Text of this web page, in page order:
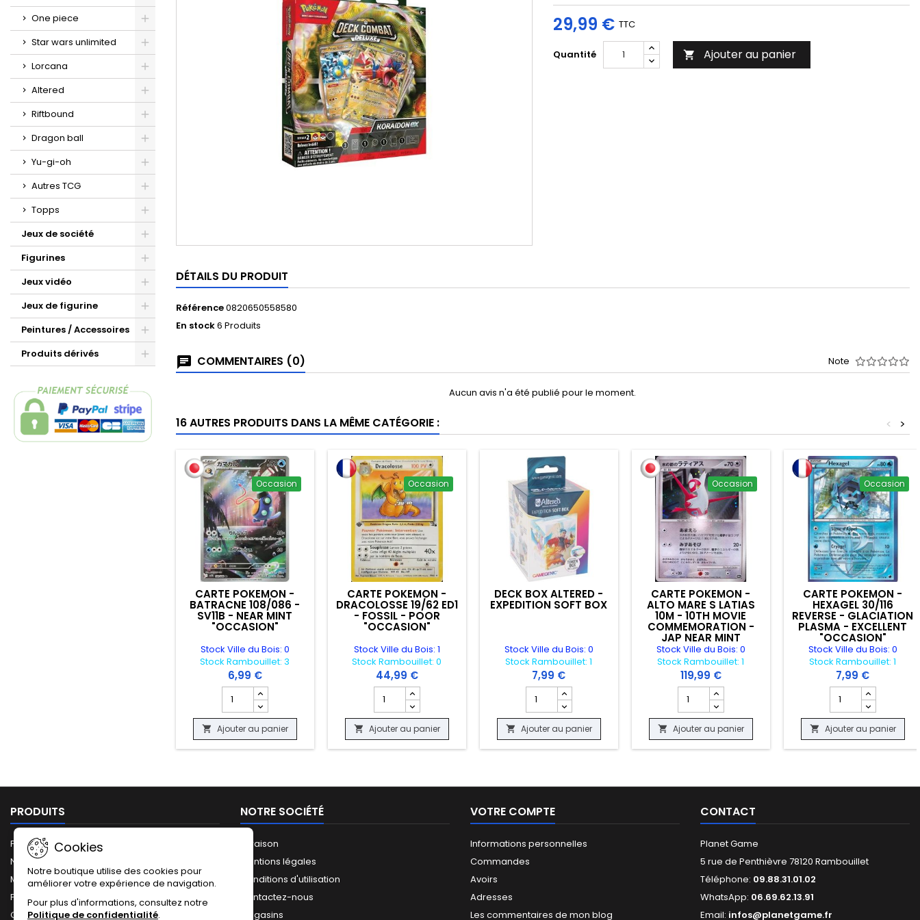
One piece
Star wars unlimited
Lorcana
Altered
Riftbound
Dragon ball
Yu-gi-oh
Autres TCG
Topps
Jeux de société
Figurines
Jeux vidéo
Jeux de figurine
Peintures / Accessoires
Produits dérivés
29,99 € TTC
Quantité  Ajouter au panier
DÉTAILS DU PRODUIT
Référence0820650558580
En stock6 Produits
COMMENTAIRES (0) Note
Aucun avis n'a été publié pour le moment.
16 AUTRES PRODUITS DANS LA MÊME CATÉGORIE : >
<
Occasion
CARTE POKEMON -
BATRACNE 108/086 -
SV11B - NEAR MINT
"OCCASION"
Stock Ville du Bois: 0
Stock Rambouillet: 3
6,99 €
Champ quantité du produit CARTE POKEMON - BATRACNE 108/086 - SV11B - NEAR MINT "OCCASION"
 Ajouter au panier
Occasion
CARTE POKEMON -
DRACOLOSSE 19/62 ED1
- FOSSIL - POOR
"OCCASION"
Stock Ville du Bois: 1
Stock Rambouillet: 0
44,99 €
Champ quantité du produit CARTE POKEMON - DRACOLOSSE 19/62 ED1 - FOSSIL - POOR "OCCASION"
 Ajouter au panier
DECK BOX ALTERED -
EXPEDITION SOFT BOX
Stock Ville du Bois: 0
Stock Rambouillet: 1
7,99 €
Champ quantité du produit DECK BOX ALTERED - EXPEDITION SOFT BOX
 Ajouter au panier
Occasion
CARTE POKEMON -
ALTO MARE S LATIAS
10M - 10TH MOVIE
COMMEMORATION -
JAP NEAR MINT
"OCCASION"
Stock Ville du Bois: 0
Stock Rambouillet: 1
119,99 €
Champ quantité du produit CARTE POKEMON - ALTO
 Ajouter au panier
Occasion
CARTE POKEMON -
HEXAGEL 30/116
REVERSE - GLACIATION
PLASMA - EXCELLENT
"OCCASION"
Stock Ville du Bois: 0
Stock Rambouillet: 1
7,99 €
Champ quantité du
 Ajouter au panier
PRODUITS
Promotions
Nouveaux produits
Meilleures ventes
Plan du site
Catalogue complet
NOTRE SOCIÉTÉ
Livraison
Mentions légales
Conditions d'utilisation
Contactez-nous
Magasins
VOTRE COMPTE
Informations personnelles
Commandes
Avoirs
Adresses
Les commentaires de mon blog
CONTACT
Planet Game
5 rue de Penthièvre 78120 Rambouillet
Téléphone: 09.88.31.01.02
WhatsApp: 06.69.62.13.91
Email: infos@planetgame.fr
Cookies
Notre boutique utilise des cookies pour
améliorer votre expérience de navigation.
Pour plus d'informations, consultez notre
Politique de confidentialité.